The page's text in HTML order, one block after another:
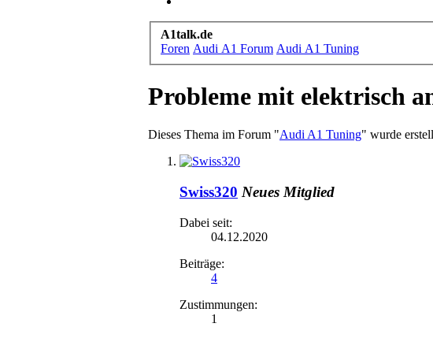
A1talk.de
Foren Audi A1 Forum Audi A1 Tuning
Probleme mit elektrisch
Dieses Thema im Forum "Audi A1 Tuning" wurde
Swiss320 Neues Mitglied
Dabei seit:
04.12.2020
Beiträge:
4
Zustimmungen:
1